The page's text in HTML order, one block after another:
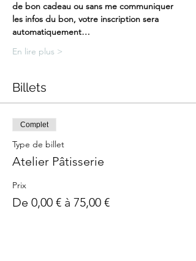
de bon cadeau ou sans me communiquer
les infos du bon, votre inscription sera
automatiquement…
En lire plus >
Billets
Complet
Type de billet
Atelier Pâtisserie
Prix
De 0,00 € à 75,00 €